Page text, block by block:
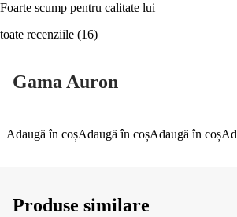
Foarte scump pentru calitate lui
toate recenziile (16)
Gama Auron
Adaugă în coșAdaugă în coșAdaugă în coș
Produse similare